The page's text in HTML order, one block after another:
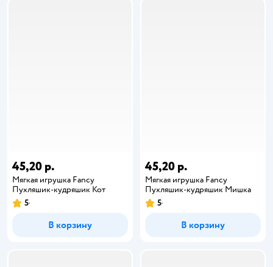
45,20 р.
Мягкая игрушка Fancy
Пухляшик-кудряшик Кот
5
В корзину
45,20 р.
Мягкая игрушка Fancy
Пухляшик-кудряшик Мишка
5
В корзину